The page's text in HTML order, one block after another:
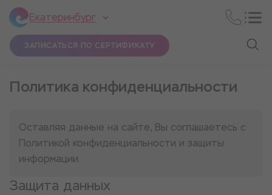
Екатеринбург
ЗАПИСАТЬСЯ ПО СЕРТИФИКАТУ
Политика конфиденциальности
Оставляя данные на сайте, Вы соглашаетесь с
Политикой конфиденциальности и защиты
информации.
Защита данных